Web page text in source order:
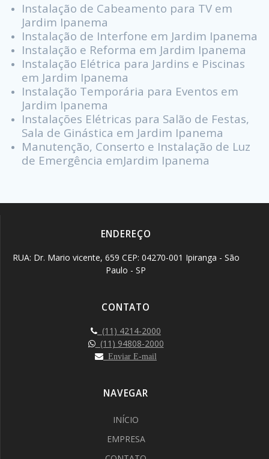
Instalação de Cabeamento para TV em
Jardim Ipanema
Instalação de Interfone em Jardim Ipanema
Instalação e Reforma em Jardim Ipanema
Instalação Elétrica para Jardins e Piscinas
em Jardim Ipanema
Instalação Temporária para Eventos em
Jardim Ipanema
Instalações Elétricas para Salão de Festas,
Sala de Ginástica em Jardim Ipanema
Manutenção, Conserto e Instalação de Luz
de Emergência emJardim Ipanema
ENDEREÇO
RUA: Dr. Mario vicente, 659 CEP: 04270-001 Ipiranga - São
Paulo - SP
CONTATO
(11) 4214-2000
(11) 94808-2000
Enviar E-mail
NAVEGAR
INÍCIO
EMPRESA